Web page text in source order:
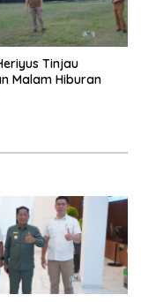
Tinjau
Malam Hiburan